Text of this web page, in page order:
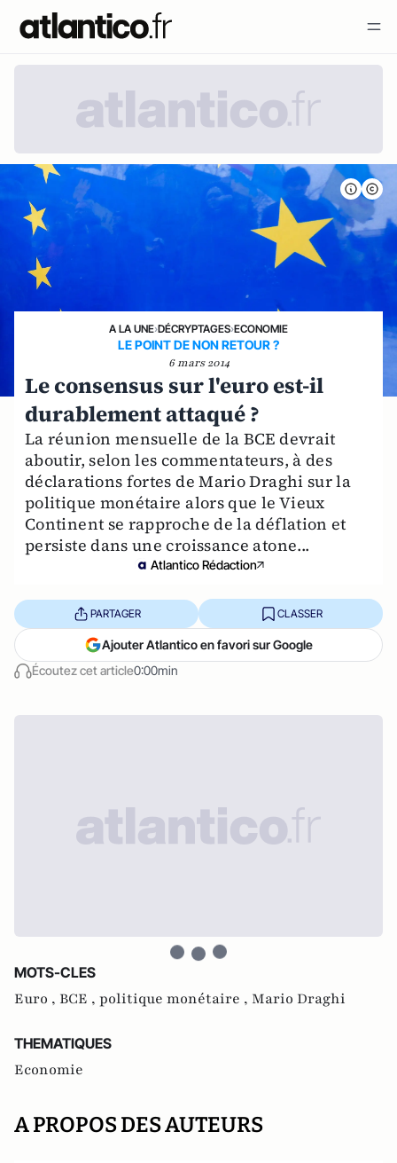
A LA UNE›DÉCRYPTAGES›ECONOMIE
LE POINT DE NON RETOUR ?
6 mars 2014
Le consensus sur l'euro est-il
durablement attaqué ?
La réunion mensuelle de la BCE devrait
aboutir, selon les commentateurs, à des
déclarations fortes de Mario Draghi sur la
politique monétaire alors que le Vieux
Continent se rapproche de la déflation et
persiste dans une croissance atone...
Atlantico Rédaction
Écoutez cet article0:00min
PARTAGER CLASSER
Ajouter Atlantico en favori sur Google
MOTS-CLES
Euro , BCE , politique monétaire , Mario Draghi
THEMATIQUES
Economie
A PROPOS DES AUTEURS